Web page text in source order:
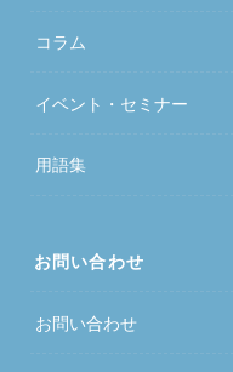
コラム
イベント・セミナー
用語集
お問い合わせ
お問い合わせ